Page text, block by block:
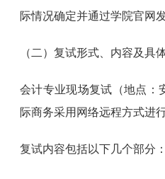
际情况确定并通过学院官网发
（二）复试形式、内容及具
会计专业现场复试（地点：
际商务采用网络远程方式进
复试内容包括以下几个部分：